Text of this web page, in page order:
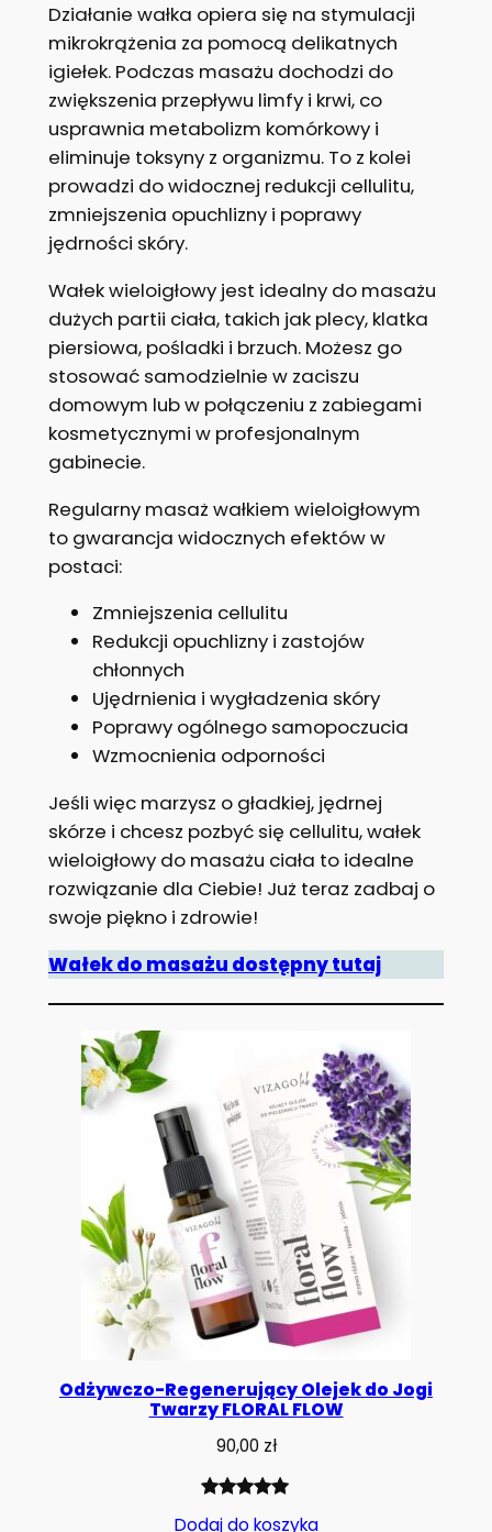
Działanie wałka opiera się na stymulacji
mikrokrążenia za pomocą delikatnych
igiełek. Podczas masażu dochodzi do
zwiększenia przepływu limfy i krwi, co
usprawnia metabolizm komórkowy i
eliminuje toksyny z organizmu. To z kolei
prowadzi do widocznej redukcji cellulitu,
zmniejszenia opuchlizny i poprawy
jędrności skóry.
Wałek wieloigłowy jest idealny do masażu
dużych partii ciała, takich jak plecy, klatka
piersiowa, pośladki i brzuch. Możesz go
stosować samodzielnie w zaciszu
domowym lub w połączeniu z zabiegami
kosmetycznymi w profesjonalnym
gabinecie.
Regularny masaż wałkiem wieloigłowym
to gwarancja widocznych efektów w
postaci:
Zmniejszenia cellulitu
Redukcji opuchlizny i zastojów
chłonnych
Ujędrnienia i wygładzenia skóry
Poprawy ogólnego samopoczucia
Wzmocnienia odporności
Jeśli więc marzysz o gładkiej, jędrnej
skórze i chcesz pozbyć się cellulitu, wałek
wieloigłowy do masażu ciała to idealne
rozwiązanie dla Ciebie! Już teraz zadbaj o
swoje piękno i zdrowie!
Wałek do masażu dostępny tutaj
Odżywczo-Regenerujący Olejek do Jogi
Twarzy FLORAL FLOW
90,00 zł
Dodaj do koszyka